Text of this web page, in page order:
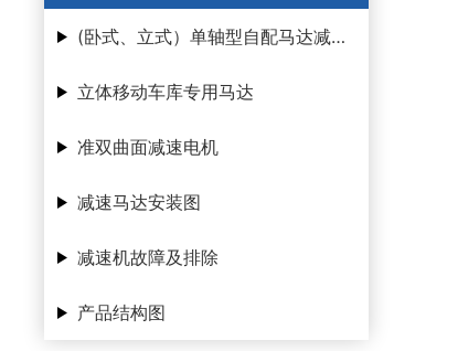
(卧式、立式）单轴型自配马达减速机
立体移动车库专用马达
准双曲面减速电机
减速马达安装图
减速机故障及排除
产品结构图